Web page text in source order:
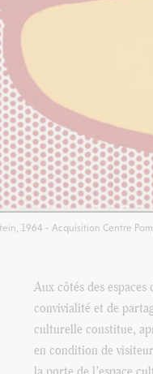
1964 - Acquisition Centre
Aux côtés des
convivialité et de
culturelle constitue,
en condition de